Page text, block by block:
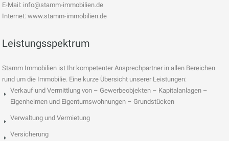
E-Mail: info@stamm-immobilien.de
Internet: www.stamm-immobilien.de
Leistungsspektrum
Stamm Immobilien ist Ihr kompetenter Ansprechpartner in allen Bereichen
rund um die Immobilie. Eine kurze Übersicht unserer Leistungen:
Verkauf und Vermittlung von – Gewerbeobjekten – Kapitalanlagen –
Eigenheimen und Eigentumswohnungen – Grundstücken
Verwaltung und Vermietung
Versicherung